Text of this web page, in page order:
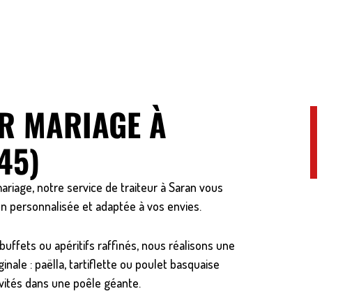
MARIAGE À
notre service de traiteur à Saran vous
personnalisée et adaptée à vos envies.
ou apéritifs raffinés, nous réalisons une
: paëlla, tartiflette ou poulet basquaise
dans une poêle géante.